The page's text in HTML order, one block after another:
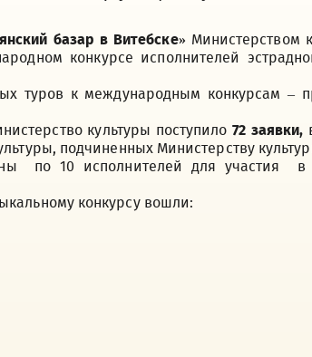
базар в Витебске» Министерством
конкурсе исполнителей
туров к международным конкурсам –
культуры поступило 72 заявки,
подчиненных Министерству
по 10 исполнителей для участия
конкурсу вошли: